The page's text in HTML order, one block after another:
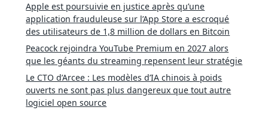
Apple est poursuivie en justice après qu’une
application frauduleuse sur l’App Store a escroqué
des utilisateurs de 1,8 million de dollars en Bitcoin
Peacock rejoindra YouTube Premium en 2027 alors
que les géants du streaming repensent leur stratégie
Le CTO d’Arcee : Les modèles d’IA chinois à poids
ouverts ne sont pas plus dangereux que tout autre
logiciel open source